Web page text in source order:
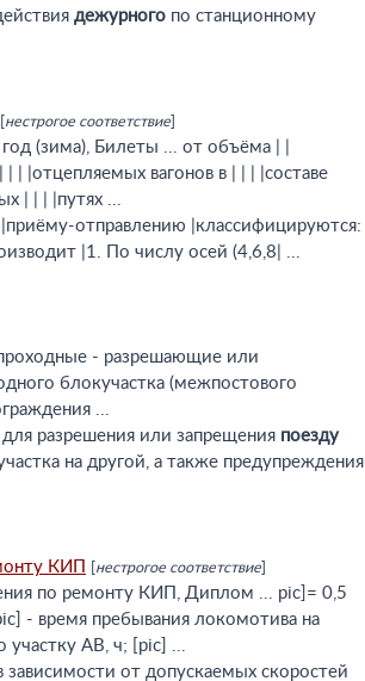
дежурного по станционному
нестрогое соответствие
(зима), Билеты ... от объёма | |
|отцепляемых вагонов в | | | |составе
| | | |путях ...
отправлению |классифицируются:
|1. По числу осей (4,6,8| ...
проходные - разрешающие или
блокучастка (межпостового
...
разрешения или запрещения поезду
на другой, а также предупреждения
КИП нестрогое соответствие
по ремонту КИП, Диплом ... pic]= 0,5
- время пребывания локомотива на
участку АВ, ч; [pic] ...
зависимости от допускаемых скоростей